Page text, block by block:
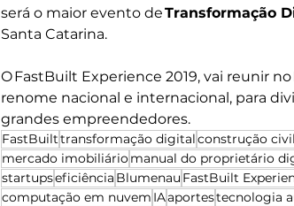
será o maior evento de Transformação
Santa Catarina.
O FastBuilt Experience 2019, vai reunir no
renome nacional e internacional, para
grandes empreendedores.
FastBuilttransformação digitalconstrução civil
mercado imobiliáriomanual do proprietário
startupseficiência Blumenau FastBuilt
computação em nuvem IAaportestecnologia